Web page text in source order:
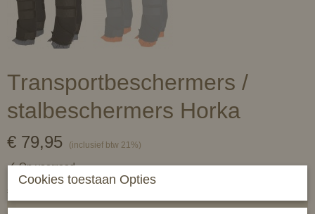
Transportbeschermers /
stalbeschermers Horka
€ 79,95 (inclusief btw 21%)
✓Op voorraad
set van 4
Cookies toestaan Opties